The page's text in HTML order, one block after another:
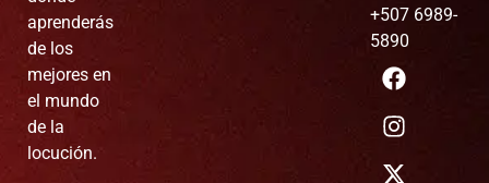
aprenderás
de los
mejores en
el mundo
de la
locución.
+507 6989-
5890